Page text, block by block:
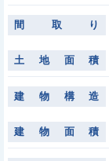
間 取 り
土 地 面 積
建 物 構 造
建 物 面 積